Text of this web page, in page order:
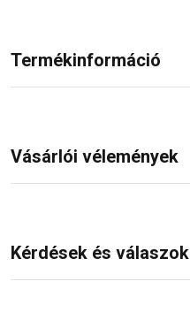
Termékinformáció
Vásárlói vélemények
Kérdések és válaszok